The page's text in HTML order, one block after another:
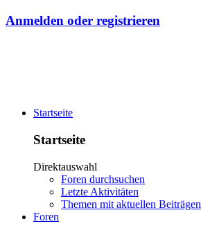
Anmelden oder registrieren
Startseite
Startseite
Direktauswahl
Foren durchsuchen
Letzte Aktivitäten
Themen mit aktuellen Beiträgen
Foren